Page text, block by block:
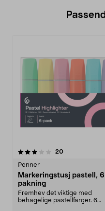
20anmeldelser
Penner
Markeringstusj pastell,
pakning
Fremhev det viktige med
behagelige pastellfarger. 6
3.0av 5 stjerner